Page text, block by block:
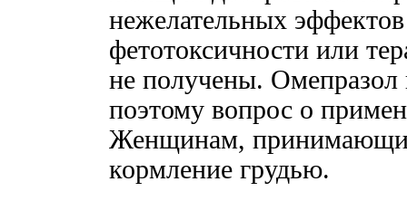
нежелательных
фетотоксичности или
не получены. Омепразол
поэтому вопрос о
Женщинам, принимающим
кормление грудью.